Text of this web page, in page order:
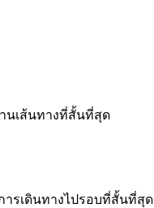
นเส้นทางที่สั้นที่สุด
ารเดินทางไปรอบที่สั้นที่สุด